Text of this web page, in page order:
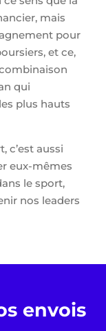
mais
pour
et ce,
qui
plus hauts
c’est aussi
eux-mêmes
le sport,
nos leaders
envois